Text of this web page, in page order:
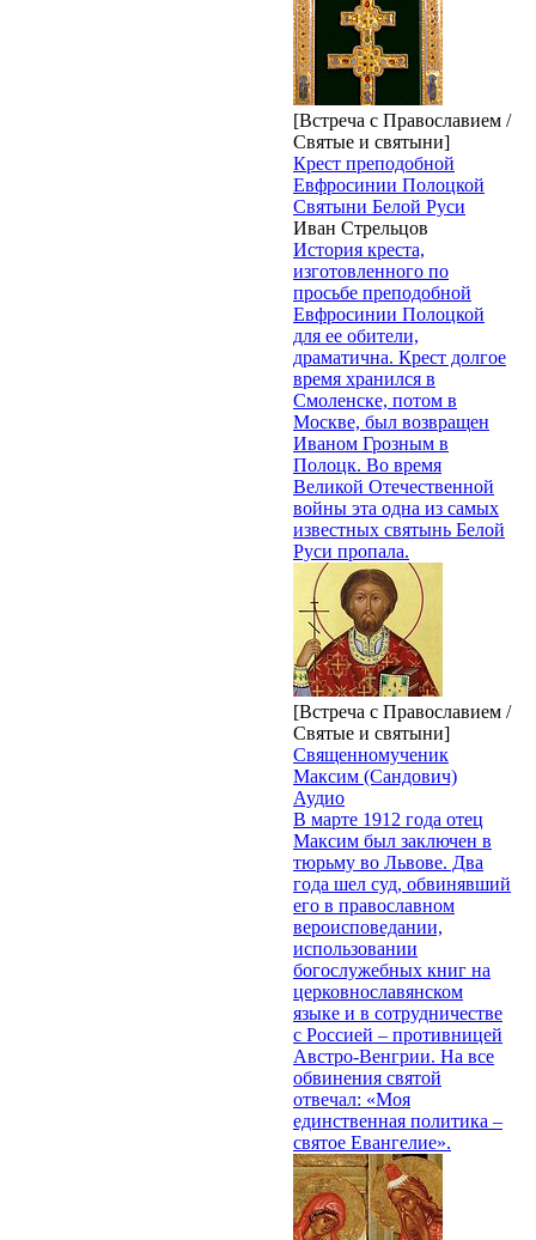
[Встреча с Православием /
Святые и святыни]
Крест преподобной
Евфросинии Полоцкой
Святыни Белой Руси
Иван Стрельцов
История креста,
изготовленного по
просьбе преподобной
Евфросинии Полоцкой
для ее обители,
драматична. Крест долгое
время хранился в
Смоленске, потом в
Москве, был возвращен
Иваном Грозным в
Полоцк. Во время
Великой Отечественной
войны эта одна из самых
известных святынь Белой
Руси пропала.
[Встреча с Православием /
Святые и святыни]
Священномученик
Максим (Сандович)
Аудио
В марте 1912 года отец
Максим был заключен в
тюрьму во Львове. Два
года шел суд, обвинявший
его в православном
вероисповедании,
использовании
богослужебных книг на
церковнославянском
языке и в сотрудничестве
с Россией – противницей
Австро-Венгрии. На все
обвинения святой
отвечал: «Моя
единственная политика –
святое Евангелие».